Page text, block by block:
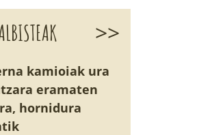
>>
kamioiak ura
eramaten
hornidura